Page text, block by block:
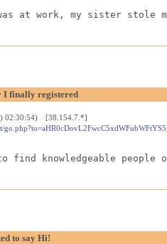
at work, my sister stole
I finally registered
02:30:54) [38.154.7.*]
knowledgeable people
to say Hi!